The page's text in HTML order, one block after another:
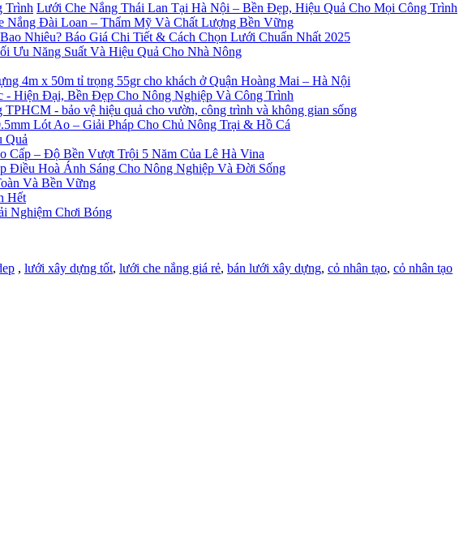
Lưới Che Nắng Thái Lan Tại Hà Nội – Bền Đẹp, Hiệu Quả Cho Mọi Công Trình
Nắng Đài Loan – Thẩm Mỹ Và Chất Lượng Bền Vững
Nhiêu? Báo Giá Chi Tiết & Cách Chọn Lưới Chuẩn Nhất 2025
Ưu Năng Suất Và Hiệu Quả Cho Nhà Nông
4m x 50m tỉ trọng 55gr cho khách ở Quận Hoàng Mai – Hà Nội
- Hiện Đại, Bền Đẹp Cho Nông Nghiệp Và Công Trình
- bảo vệ hiệu quả cho vườn, công trình và không gian sống
Lót Ao – Giải Pháp Cho Chủ Nông Trại & Hồ Cá
Quả
Cấp – Độ Bền Vượt Trội 5 Năm Của Lê Hà Vina
Điều Hoà Ánh Sáng Cho Nông Nghiệp Và Đời Sống
Và Bền Vững
Hết
Nghiệm Chơi Bóng
, lưới xây dựng tốt, lưới che nắng giá rẻ, bán lưới xây dựng, cỏ nhân tạo, cỏ nhân tạo